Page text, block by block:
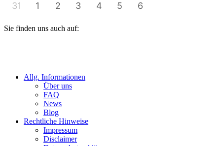
31
1 2 3 4 5 6
Sie finden uns auch auf:
Allg. Informationen
Über uns
FAQ
News
Blog
Rechtliche Hinweise
Impressum
Disclaimer